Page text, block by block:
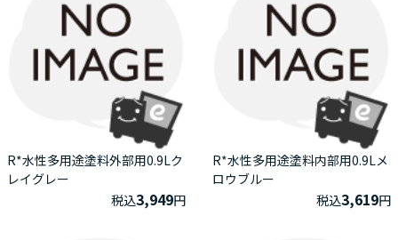
R*水性多用途塗料外部用0.9Lク
レイグレー
税込3,949円
R*水性多用途塗料内部用0.9Lメ
ロウブルー
税込3,619円